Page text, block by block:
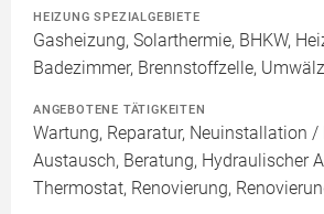
HEIZUNG SPEZIALGEBIETE
Gasheizung, Solarthermie, BHKW,
Badezimmer, Brennstoffzelle,
ANGEBOTENE TÄTIGKEITEN
Wartung, Reparatur, Neuinstallation /
Austausch, Beratung, Hydraulischer
Thermostat, Renovierung,